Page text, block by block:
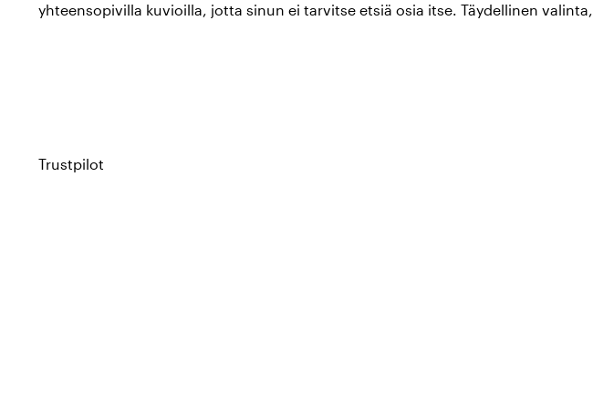
yhteensopivilla kuvioilla, jotta sinun ei tarvitse etsiä osia itse. Täydellinen valinta,
Trustpilot